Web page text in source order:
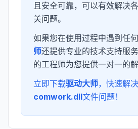
且安全可靠，可以有效解决
关问题。
如果您在使用过程中遇到任何
师还提供专业的技术支持服
的工程师为您提供一对一的解
立即下载驱动大师，快速解
comwork.dll文件问题！